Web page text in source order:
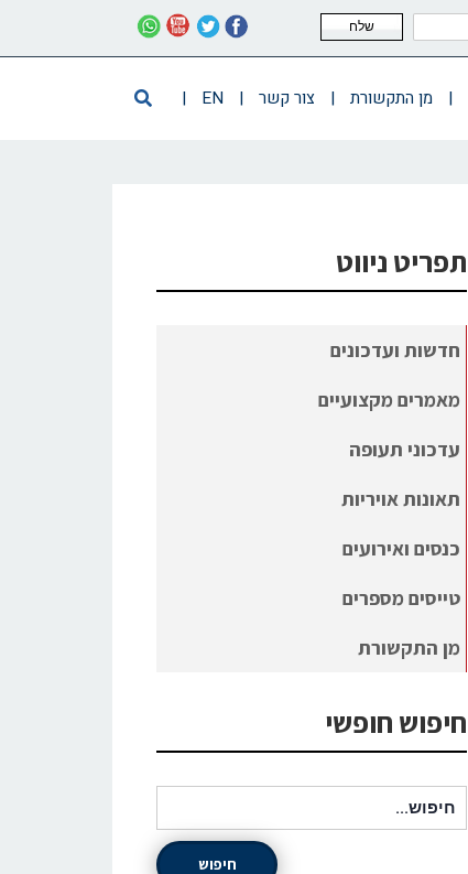
שלח
| מן התקשורת | צור קשר |
EN
|
תפריט ניווט
חדשות ועדכונים
מאמרים מקצועיים
עדכוני תעופה
תאונות אויריות
כנסים ואירועים
טייסים מספרים
מן התקשורת
חיפוש חופשי
חיפוש